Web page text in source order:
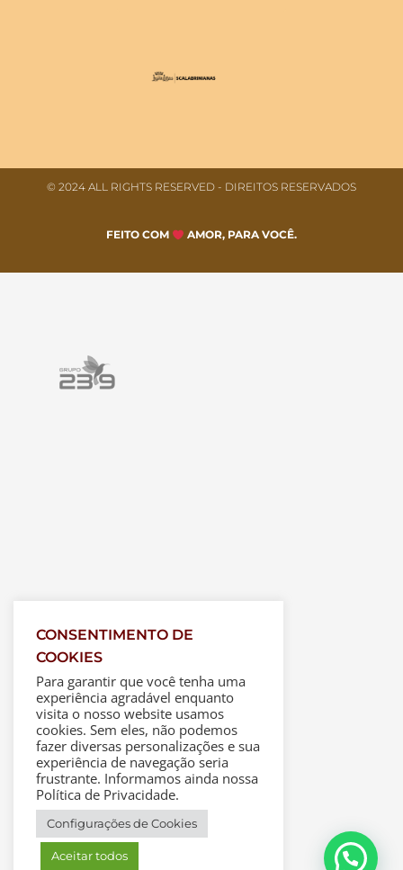
© 2024 ALL RIGHTS RESERVED​ - DIREITOS RESERVADOS
FEITO COM AMOR, PARA VOCÊ.
CONSENTIMENTO DE
COOKIES
Para garantir que você tenha uma
experiência agradável enquanto
visita o nosso website usamos
cookies. Sem eles, não podemos
fazer diversas personalizações e sua
experiência de navegação seria
frustrante. Informamos ainda nossa
Política de Privacidade.
Configurações de Cookies
Aceitar todos